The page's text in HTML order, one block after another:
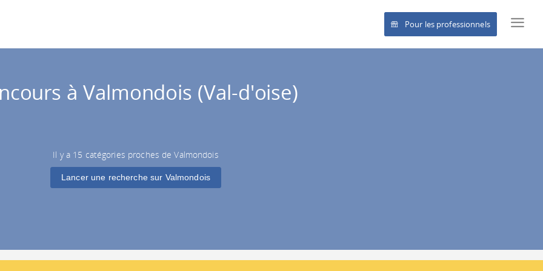
Pour les professionnels
à Valmondois (Val-d'oise)
Il y a 15 catégories proches de Valmondois
Lancer une recherche sur Valmondois